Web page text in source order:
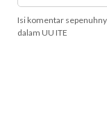
Isi komentar
dalam UU ITE